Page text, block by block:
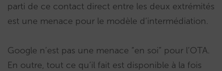
parti de ce contact direct entre les deux extrémités
est une menace pour le modèle d’intermédiation.
Google n’est pas une menace “en soi” pour l’OTA.
En outre, tout ce qu’il fait est disponible à la fois